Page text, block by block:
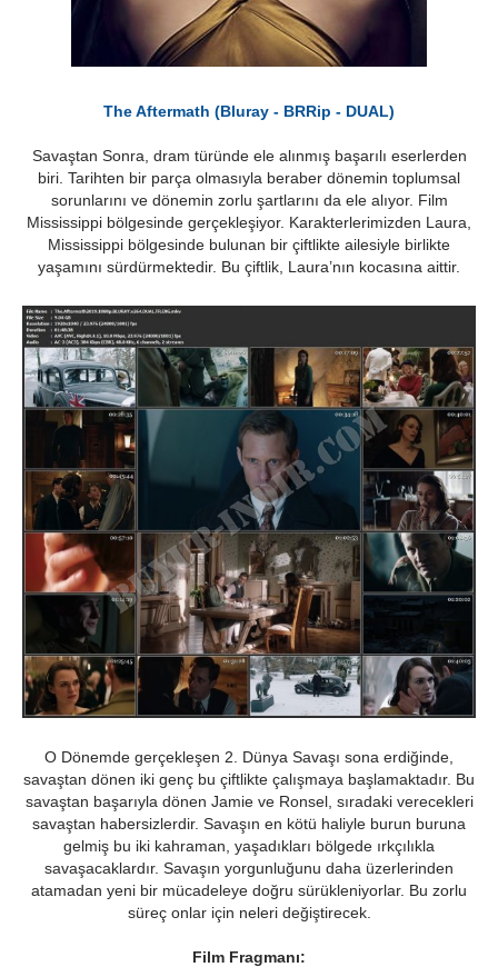
The Aftermath (Bluray - BRRip - DUAL)
Savaştan Sonra, dram türünde ele alınmış başarılı eserlerden
biri. Tarihten bir parça olmasıyla beraber dönemin toplumsal
sorunlarını ve dönemin zorlu şartlarını da ele alıyor. Film
Mississippi bölgesinde gerçekleşiyor. Karakterlerimizden Laura,
Mississippi bölgesinde bulunan bir çiftlikte ailesiyle birlikte
yaşamını sürdürmektedir. Bu çiftlik, Laura’nın kocasına aittir.
O Dönemde gerçekleşen 2. Dünya Savaşı sona erdiğinde,
savaştan dönen iki genç bu çiftlikte çalışmaya başlamaktadır. Bu
savaştan başarıyla dönen Jamie ve Ronsel, sıradaki verecekleri
savaştan habersizlerdir. Savaşın en kötü haliyle burun buruna
gelmiş bu iki kahraman, yaşadıkları bölgede ırkçılıkla
savaşacaklardır. Savaşın yorgunluğunu daha üzerlerinden
atamadan yeni bir mücadeleye doğru sürükleniyorlar. Bu zorlu
süreç onlar için neleri değiştirecek.
Film Fragmanı: